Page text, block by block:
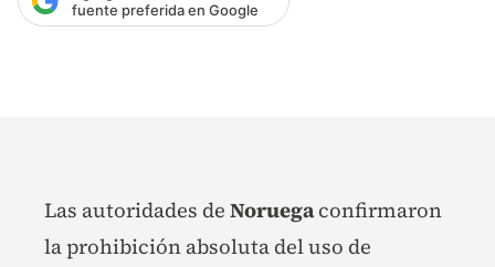
fuente preferida en Google
Las autoridades de Noruegaconfirmaron
la prohibición absoluta del uso de